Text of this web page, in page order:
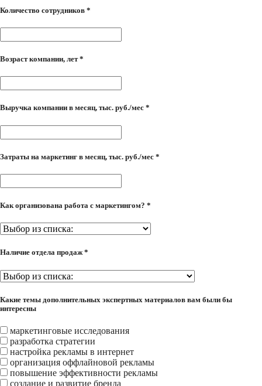
Количество сотрудников *
Возраст компании, лет *
Выручка компании в месяц, тыс. руб./мес *
Затраты на маркетинг в месяц, тыс. руб./мес *
Как организована работа с маркетингом? *
Наличие отдела продаж *
Какие темы дополнительных экспертных материалов вам были бы
интересны
маркетинговые исследования
разработка стратегии
настройка рекламы в интернет
организация оффлайновой рекламы
повышение эффективности рекламы
создание и развитие бренда